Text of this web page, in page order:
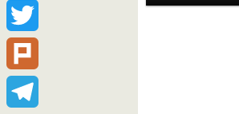
Line
Twitter
Plurk